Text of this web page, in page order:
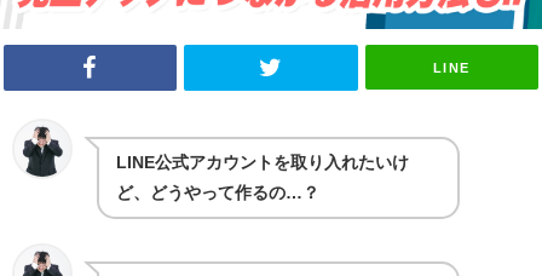
LINE
LINE公式アカウントを取り入れたいけ
ど、どうやって作るの…？